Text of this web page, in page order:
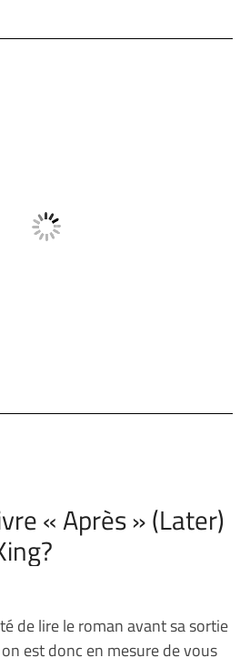
« Après » (Later)
de lire le roman avant sa sortie
est donc en mesure de vous